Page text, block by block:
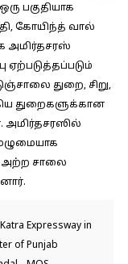
பகுதியாக
கோயிந்த் வால்
அமிர்தசரஸ்
ஏற்படுத்தப்படும்
துறை, சிறு,
துறைகளுக்கான
அமிர்தசரஸில்
அற்ற சாலை
Expressway in
of Punjab